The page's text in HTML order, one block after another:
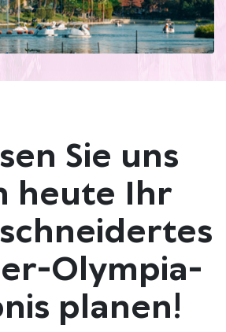
Sie uns
heute Ihr
Olympia-
planen!